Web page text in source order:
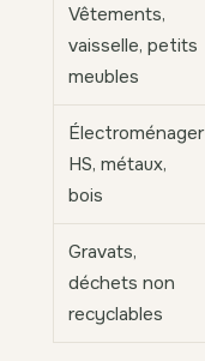
Vêtements,
vaisselle, petits
meubles
Électroménager
HS, métaux,
bois
Gravats,
déchets non
recyclables